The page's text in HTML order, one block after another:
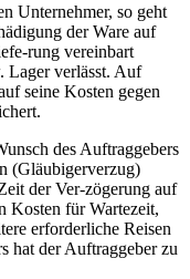
Unternehmer, so geht
der Ware auf
rung vereinbart
Lager verlässt. Auf
seine Kosten gegen
des Auftraggebers
(Gläubigerverzug)
der Ver-zögerung auf
Kosten für Wartezeit,
erforderliche Reisen
hat der Auftraggeber zu